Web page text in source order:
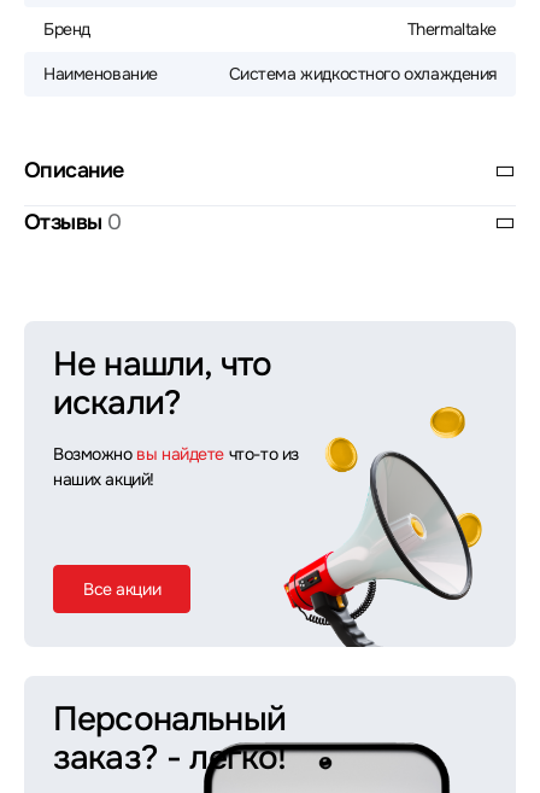
Бренд Thermaltake
Наименование Система жидкостного охлаждения
Описание
Отзывы 0
Не нашли, что
искали?
Возможно вы найдете что-то из
наших акций!
Все акции
Персональный
заказ? - легко!